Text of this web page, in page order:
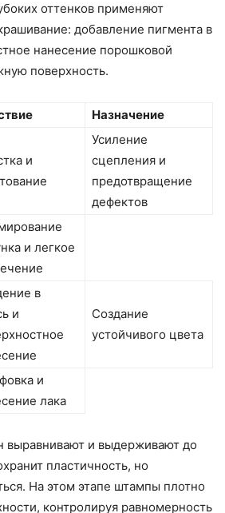
оттенков применяют
добавление пигмента в
нанесение порошковой
поверхность.
Назначение
и
Усиление
сцепления и
предотвращение
дефектов
и легкое
в
и
Создание
устойчивого цвета
и
лака
выравнивают и выдерживают до
пластичность, но
На этом этапе штампы плотно
контролируя равномерность